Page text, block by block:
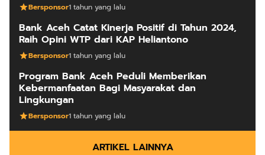
Bersponsor1 tahun yang lalu
Bank Aceh Catat Kinerja Positif di Tahun 2024,
Raih Opini WTP dari KAP Heliantono
Bersponsor1 tahun yang lalu
Program Bank Aceh Peduli Memberikan
Kebermanfaatan Bagi Masyarakat dan
Lingkungan
Bersponsor1 tahun yang lalu
ARTIKEL LAINNYA